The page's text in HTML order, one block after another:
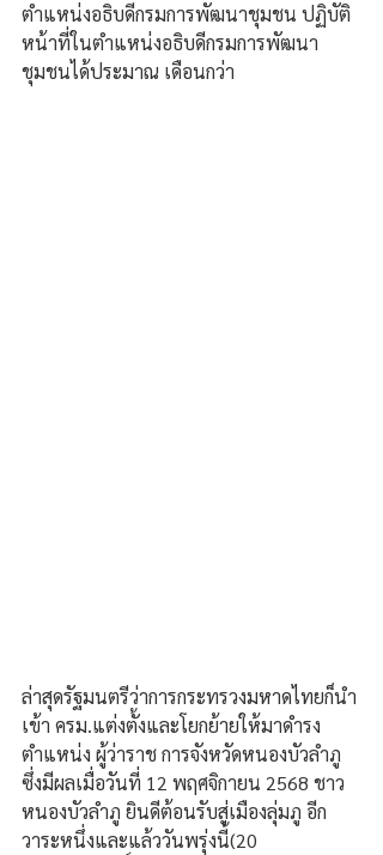
ตำแหน่งอธิบดีกรมการพัฒนาชุมชน ปฏิบัติ
หน้าที่ในตำแหน่งอธิบดีกรมการพัฒนา
ชุมชนได้ประมาณ เดือนกว่า
ล่าสุดรัฐมนตรีว่าการกระทรวงมหาดไทยก็นำ
เข้า ครม.แต่งตั้งและโยกย้ายให้มาดำรง
ตำแหน่ง ผู้ว่าราช การจังหวัดหนองบัวลำภู
ซึ่งมีผลเมื่อวันที่ 12 พฤศจิกายน 2568 ชาว
หนองบัวลำภู ยินดีต้อนรับสู่เมืองลุ่มภู อีก
วาระหนึ่งและแล้ววันพรุ่งนี้(20